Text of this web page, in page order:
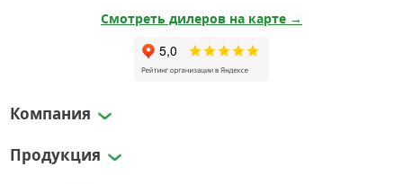
Смотреть дилеров на карте →
Компания
Продукция